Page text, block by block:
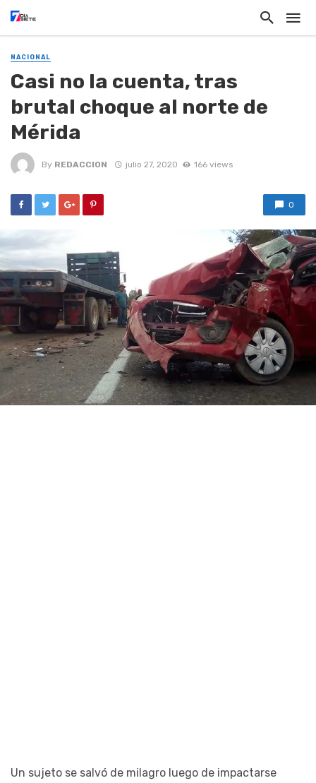
NACIONAL
Casi no la cuenta, tras
brutal choque al norte de
Mérida
By REDACCION julio 27, 2020 166 views
0
Un sujeto se salvó de milagro luego de impactarse